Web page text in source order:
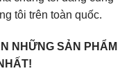
tôi trên toàn quốc.
NHỮNG SẢN PHẨM